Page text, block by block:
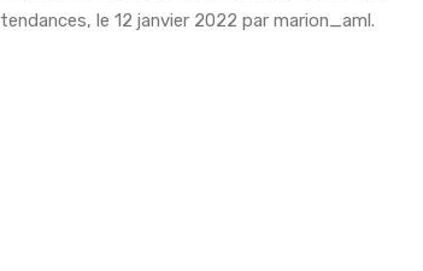
tendances, le 12 janvier 2022 par marion_aml.